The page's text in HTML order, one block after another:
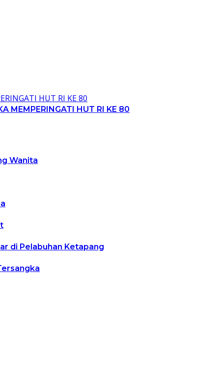
MEMPERINGATI HUT RI KE 80
Wanita
di Pelabuhan Ketapang